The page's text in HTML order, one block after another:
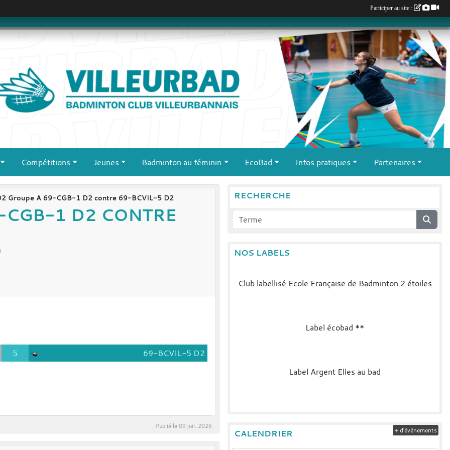
Compétitions Jeunes Badminton au féminin EcoBad Infos pratiques Partenaires
Groupe A 69-CGB-1 D2 contre 69-BCVIL-5 D2
1 D2 CONTRE
5 69-BCVIL-5 D2
Publié le09 juil. 2026
RECHERCHE
NOS LABELS
Club labellisé Ecole Française de Badminton 2 étoiles
Label écobad **
Label Argent Elles au bad
CALENDRIER + d'évènements
Participer au site :